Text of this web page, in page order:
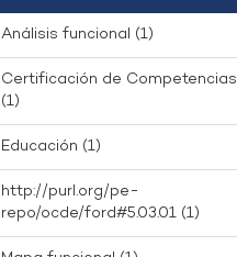
Análisis funcional (1)
Certificación de Competencias
(1)
Educación (1)
http://purl.org/pe-
repo/ocde/ford#5.03.01 (1)